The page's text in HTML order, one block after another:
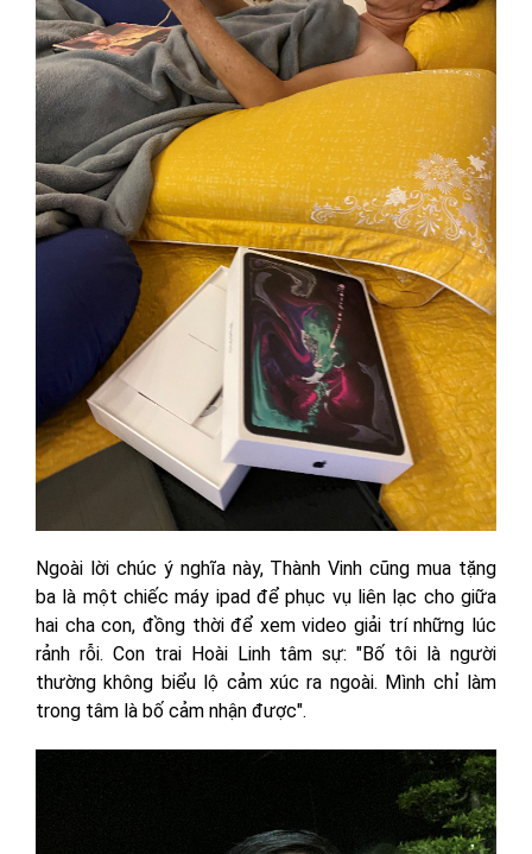
Ngoài lời chúc ý nghĩa này, Thành Vinh cũng mua tặng
ba là một chiếc máy ipad để phục vụ liên lạc cho giữa
hai cha con, đồng thời để xem video giải trí những lúc
rảnh rỗi. Con trai Hoài Linh tâm sự: "Bố tôi là người
thường không biểu lộ cảm xúc ra ngoài. Mình chỉ làm
trong tâm là bố cảm nhận được".